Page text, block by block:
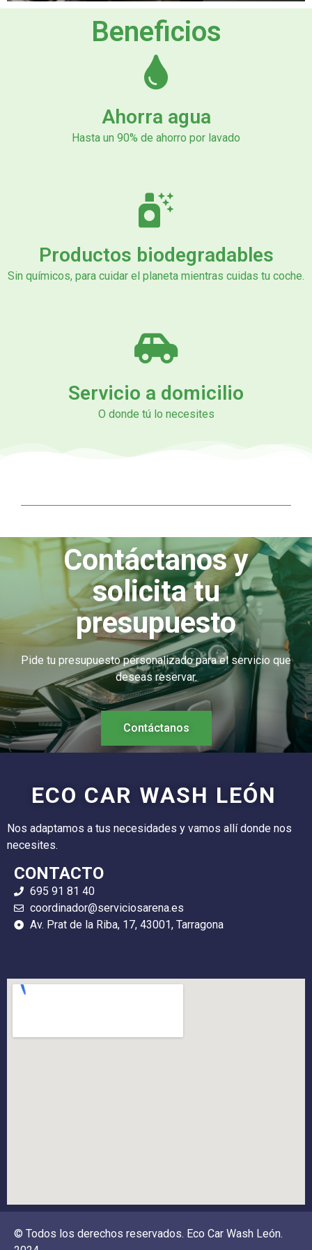
Beneficios
Ahorra agua
Hasta un 90% de ahorro por lavado
Productos biodegradables
Sin químicos, para cuidar el planeta mientras cuidas tu coche.
Servicio a domicilio
O donde tú lo necesites
Contáctanos y
solicita tu
presupuesto
Pide tu presupuesto personalizado para el servicio que
deseas reservar.
Contáctanos
ECO CAR WASH LEÓN
Nos adaptamos a tus necesidades y vamos allí donde nos
necesites.
CONTACTO
695 91 81 40
coordinador@serviciosarena.es
Av. Prat de la Riba, 17, 43001, Tarragona
© Todos los derechos reservados. Eco Car Wash León.